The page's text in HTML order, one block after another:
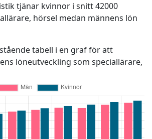
tjänar kvinnor i snitt 42000
hörsel medan männens lön
tabell i en graf för att
löneutveckling som speciallärare,